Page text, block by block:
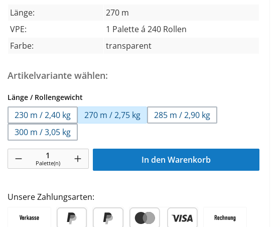
Länge:
270 m
VPE:
1 Palette á 240 Rollen
Farbe:
transparent
Artikelvariante wählen:
Länge / Rollengewichtauswählen
230 m / 2,40 kg 270 m / 2,75 kg
285 m / 2,90 kg
300 m / 3,05 kg
Produkt Anzahl: Gib den gewünschten Wert ein oder benutze die
Palette(n) In den Warenkorb
Unsere Zahlungsarten: